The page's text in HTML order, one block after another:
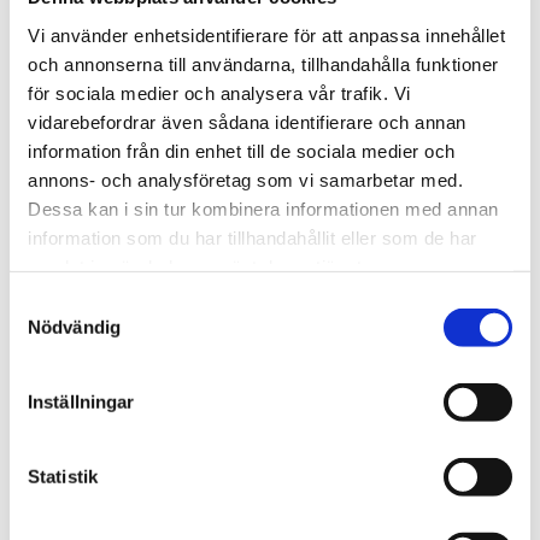
Vi använder enhetsidentifierare för att anpassa innehållet
och annonserna till användarna, tillhandahålla funktioner
för sociala medier och analysera vår trafik. Vi
vidarebefordrar även sådana identifierare och annan
information från din enhet till de sociala medier och
annons- och analysföretag som vi samarbetar med.
Dessa kan i sin tur kombinera informationen med annan
information som du har tillhandahållit eller som de har
Nödvändig
Inställningar
Statistik
Trinidad och Tobago
Tusentals i Karibien fick
synen återställd – tack
vare kristet sjukhus